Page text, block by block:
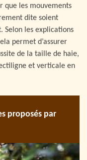
que les mouvements
dite soient
Selon les explications
permet d’assurer
de la taille de haie,
et verticale en
proposés par